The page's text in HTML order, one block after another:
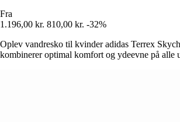
Fra
1.196,00 kr. 810,00 kr. -32%
Oplev vandresko til kvinder adidas Terrex
kombinerer optimal komfort og ydeevne på alle